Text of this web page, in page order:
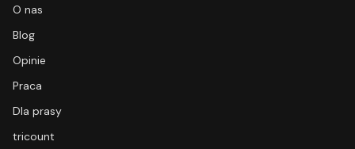
O nas
Blog
Opinie
Praca
Dla prasy
tricount